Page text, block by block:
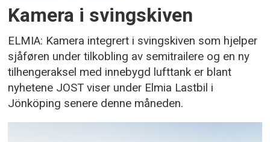
Kamera i svingskiven
ELMIA: Kamera integrert i svingskiven som hjelper
sjåføren under tilkobling av semitrailere og en ny
tilhengeraksel med innebygd lufttank er blant
nyhetene JOST viser under Elmia Lastbil i
Jönköping senere denne måneden.